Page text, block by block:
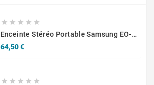
    
Enceinte Stéréo Portable Samsung EO-SG930 Rouge
64,50 €Prix
    